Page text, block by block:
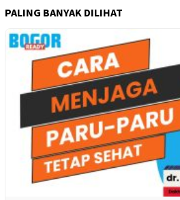
PALING BANYAK DILIHAT